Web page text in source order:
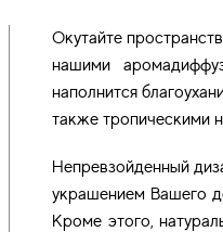
Окутайте
нашими
наполнится
также тропическими
Непревзойденный
украшением Вашего
Кроме этого,